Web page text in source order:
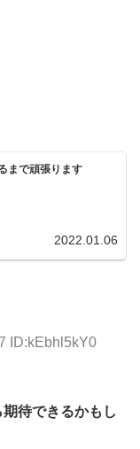
まで頑張ります
2022.01.06
ID:kEbhl5kY0
待できるかもし